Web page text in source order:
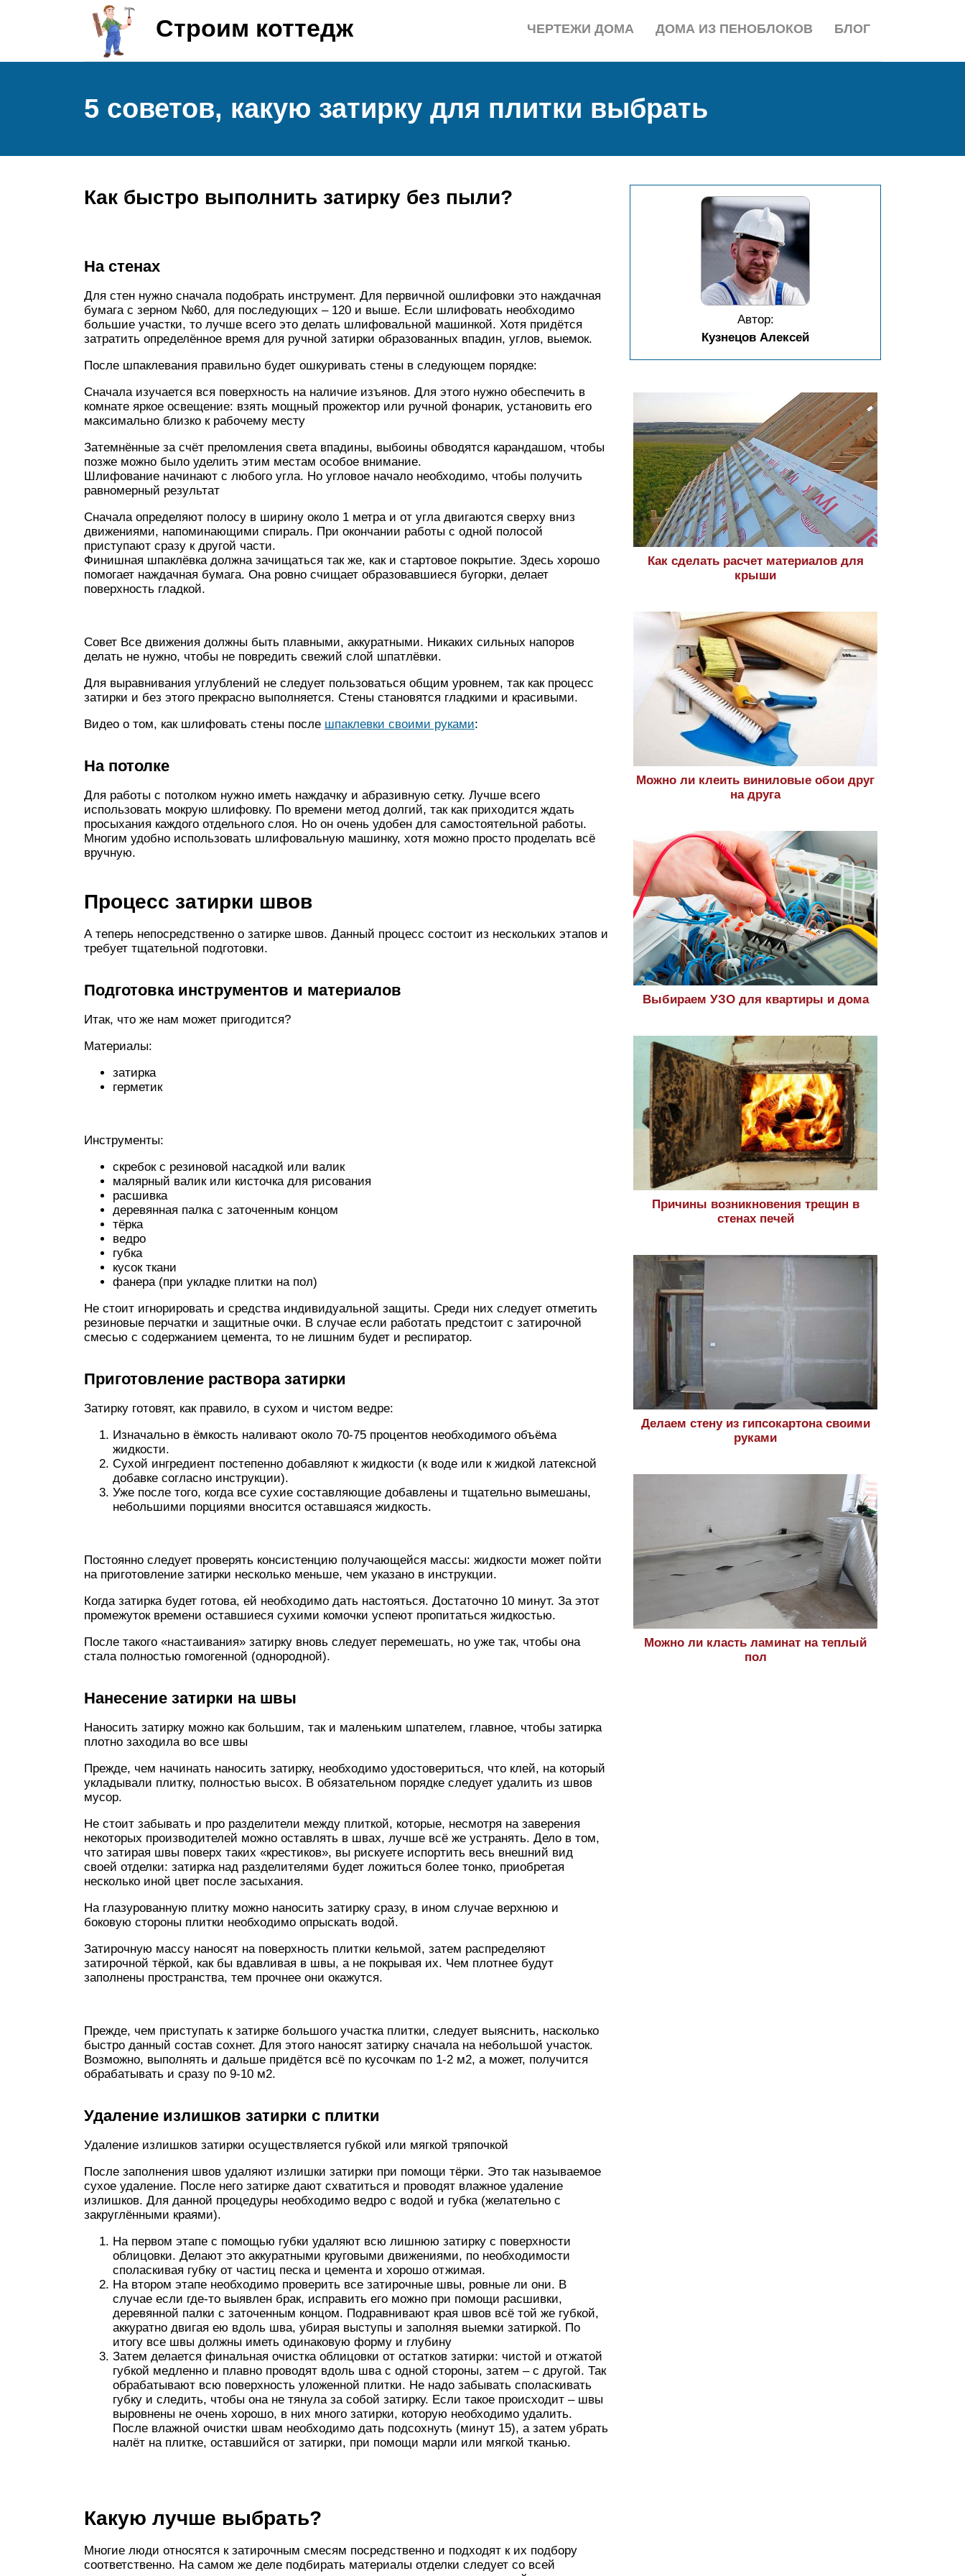
Строим коттедж БЛОГ
ДОМА ИЗ ПЕНОБЛОКОВ
ЧЕРТЕЖИ ДОМА
5 советов, какую затирку для плитки выбрать
Как быстро выполнить затирку без пыли?
На стенах
Для стен нужно сначала подобрать инструмент. Для первичной ошлифовки это наждачная
бумага с зерном №60, для последующих – 120 и выше. Если шлифовать необходимо
большие участки, то лучше всего это делать шлифовальной машинкой. Хотя придётся
затратить определённое время для ручной затирки образованных впадин, углов, выемок.
После шпаклевания правильно будет ошкуривать стены в следующем порядке:
Сначала изучается вся поверхность на наличие изъянов. Для этого нужно обеспечить в
комнате яркое освещение: взять мощный прожектор или ручной фонарик, установить его
максимально близко к рабочему месту
Затемнённые за счёт преломления света впадины, выбоины обводятся карандашом, чтобы
позже можно было уделить этим местам особое внимание.
Шлифование начинают с любого угла. Но угловое начало необходимо, чтобы получить
равномерный результат
Сначала определяют полосу в ширину около 1 метра и от угла двигаются сверху вниз
движениями, напоминающими спираль. При окончании работы с одной полосой
приступают сразу к другой части.
Финишная шпаклёвка должна зачищаться так же, как и стартовое покрытие. Здесь хорошо
помогает наждачная бумага. Она ровно счищает образовавшиеся бугорки, делает
поверхность гладкой.
Совет Все движения должны быть плавными, аккуратными. Никаких сильных напоров
делать не нужно, чтобы не повредить свежий слой шпатлёвки.
Для выравнивания углублений не следует пользоваться общим уровнем, так как процесс
затирки и без этого прекрасно выполняется. Стены становятся гладкими и красивыми.
Видео о том, как шлифовать стены после шпаклевки своими руками:
На потолке
Для работы с потолком нужно иметь наждачку и абразивную сетку. Лучше всего
использовать мокрую шлифовку. По времени метод долгий, так как приходится ждать
просыхания каждого отдельного слоя. Но он очень удобен для самостоятельной работы.
Многим удобно использовать шлифовальную машинку, хотя можно просто проделать всё
вручную.
Процесс затирки швов
А теперь непосредственно о затирке швов. Данный процесс состоит из нескольких этапов и
требует тщательной подготовки.
Подготовка инструментов и материалов
Итак, что же нам может пригодится?
Материалы:
затирка
герметик
Инструменты:
скребок с резиновой насадкой или валик
малярный валик или кисточка для рисования
расшивка
деревянная палка с заточенным концом
тёрка
ведро
губка
кусок ткани
фанера (при укладке плитки на пол)
Не стоит игнорировать и средства индивидуальной защиты. Среди них следует отметить
резиновые перчатки и защитные очки. В случае если работать предстоит с затирочной
смесью с содержанием цемента, то не лишним будет и респиратор.
Приготовление раствора затирки
Затирку готовят, как правило, в сухом и чистом ведре:
Изначально в ёмкость наливают около 70-75 процентов необходимого объёма
жидкости.
Сухой ингредиент постепенно добавляют к жидкости (к воде или к жидкой латексной
добавке согласно инструкции).
Уже после того, когда все сухие составляющие добавлены и тщательно вымешаны,
небольшими порциями вносится оставшаяся жидкость.
Постоянно следует проверять консистенцию получающейся массы: жидкости может пойти
на приготовление затирки несколько меньше, чем указано в инструкции.
Когда затирка будет готова, ей необходимо дать настояться. Достаточно 10 минут. За этот
промежуток времени оставшиеся сухими комочки успеют пропитаться жидкостью.
После такого «настаивания» затирку вновь следует перемешать, но уже так, чтобы она
стала полностью гомогенной (однородной).
Нанесение затирки на швы
Наносить затирку можно как большим, так и маленьким шпателем, главное, чтобы затирка
плотно заходила во все швы
Прежде, чем начинать наносить затирку, необходимо удостовериться, что клей, на который
укладывали плитку, полностью высох. В обязательном порядке следует удалить из швов
мусор.
Не стоит забывать и про разделители между плиткой, которые, несмотря на заверения
некоторых производителей можно оставлять в швах, лучше всё же устранять. Дело в том,
что затирая швы поверх таких «крестиков», вы рискуете испортить весь внешний вид
своей отделки: затирка над разделителями будет ложиться более тонко, приобретая
несколько иной цвет после засыхания.
На глазурованную плитку можно наносить затирку сразу, в ином случае верхнюю и
боковую стороны плитки необходимо опрыскать водой.
Затирочную массу наносят на поверхность плитки кельмой, затем распределяют
затирочной тёркой, как бы вдавливая в швы, а не покрывая их. Чем плотнее будут
заполнены пространства, тем прочнее они окажутся.
Прежде, чем приступать к затирке большого участка плитки, следует выяснить, насколько
быстро данный состав сохнет. Для этого наносят затирку сначала на небольшой участок.
Возможно, выполнять и дальше придётся всё по кусочкам по 1-2 м2, а может, получится
обрабатывать и сразу по 9-10 м2.
Удаление излишков затирки с плитки
Удаление излишков затирки осуществляется губкой или мягкой тряпочкой
После заполнения швов удаляют излишки затирки при помощи тёрки. Это так называемое
сухое удаление. После него затирке дают схватиться и проводят влажное удаление
излишков. Для данной процедуры необходимо ведро с водой и губка (желательно с
закруглёнными краями).
На первом этапе с помощью губки удаляют всю лишнюю затирку с поверхности
облицовки. Делают это аккуратными круговыми движениями, по необходимости
споласкивая губку от частиц песка и цемента и хорошо отжимая.
На втором этапе необходимо проверить все затирочные швы, ровные ли они. В
случае если где-то выявлен брак, исправить его можно при помощи расшивки,
деревянной палки с заточенным концом. Подравнивают края швов всё той же губкой,
аккуратно двигая ею вдоль шва, убирая выступы и заполняя выемки затиркой. По
итогу все швы должны иметь одинаковую форму и глубину
Затем делается финальная очистка облицовки от остатков затирки: чистой и отжатой
губкой медленно и плавно проводят вдоль шва с одной стороны, затем – с другой. Так
обрабатывают всю поверхность уложенной плитки. Не надо забывать споласкивать
губку и следить, чтобы она не тянула за собой затирку. Если такое происходит – швы
выровнены не очень хорошо, в них много затирки, которую необходимо удалить.
После влажной очистки швам необходимо дать подсохнуть (минут 15), а затем убрать
налёт на плитке, оставшийся от затирки, при помощи марли или мягкой тканью.
Какую лучше выбрать?
Многие люди относятся к затирочным смесям посредственно и подходят к их подбору
соответственно. На самом же деле подбирать материалы отделки следует со всей
Автор:
Кузнецов Алексей
Как сделать расчет материалов для
крыши
Можно ли клеить виниловые обои друг
на друга
Выбираем УЗО для квартиры и дома
Причины возникновения трещин в
стенах печей
Делаем стену из гипсокартона своими
руками
Можно ли класть ламинат на теплый
пол